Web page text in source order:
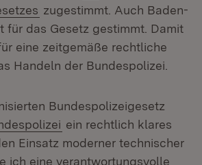
(Öffnet in neuem Fenster)
zugestimmt. Auch Baden-
für das Gesetz gestimmt. Damit
eine zeitgemäße rechtliche
Handeln der Bundespolizei.
Bundespolizeigesetz
(Öffnet in neuem
ein rechtlich klares
Einsatz moderner technischer
ich eine verantwortungsvolle